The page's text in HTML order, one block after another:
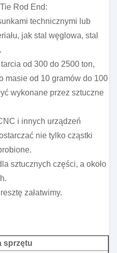
Rod End:
technicznymi lub
jak stal węglowa, stal
od 300 do 2500 ton,
masie od 10 gramów do 100
wykonane przez sztuczne
i innych urządzeń
nie tylko cząstki
sztucznych części, a około
załatwimy.
sprzętu